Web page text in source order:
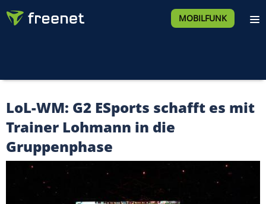
MOBILFUNK
LoL-WM: G2 ESports schafft es mit
Trainer Lohmann in die
Gruppenphase